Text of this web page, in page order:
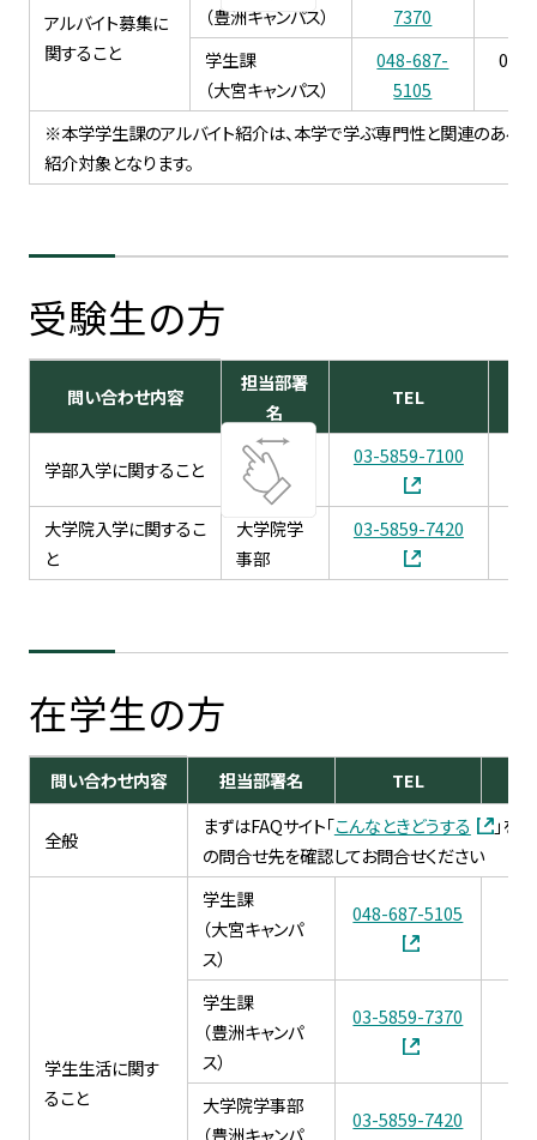
アルバイト募集に
関すること
（豊洲キャンパス）
7370
学生課
（大宮キャンパス）
048-687-
5105
※本学学生課のアルバイト紹介は、本学で学ぶ専門性と関連のある
紹介対象となります。
受験生の方
問い合わせ内容
担当部署
名
TEL
学部入学に関すること 入試課
03-5859-7100
大学院入学に関するこ
と
大学院学
事部
03-5859-7420
在学生の方
問い合わせ内容 担当部署名 TEL
全般
まずはFAQサイト「こんなときどうする
」を
の問合せ先を確認してお問合せください
学生生活に関す
ること
学生課
（大宮キャンパ
ス）
048-687-5105
学生課
（豊洲キャンパ
ス）
03-5859-7370
大学院学事部
（豊洲キャンパ
03-5859-7420